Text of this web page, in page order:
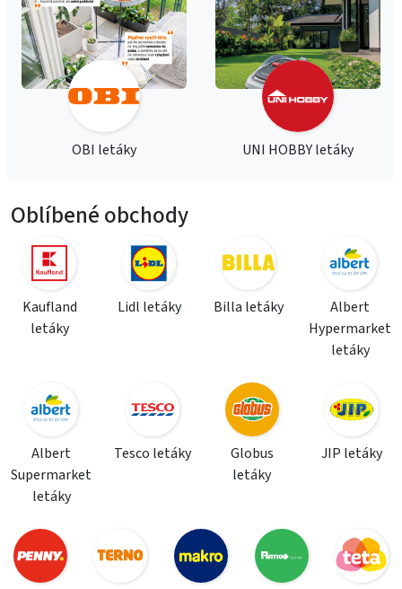
OBI letáky UNI HOBBY letáky
Oblíbené obchody
Kaufland
letáky
Lidl letáky Billa letáky
Albert
Hypermarket
letáky
Albert
Supermarket
letáky
Tesco letáky
Globus
letáky
JIP letáky